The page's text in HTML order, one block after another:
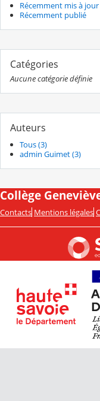
Récemment mis à jour
Récemment publié
Catégories
Aucune catégorie définie
Auteurs
Tous (3)
admin Guimet (3)
Collège
Contacts Mentions légales